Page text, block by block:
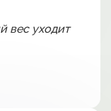
вес уходит